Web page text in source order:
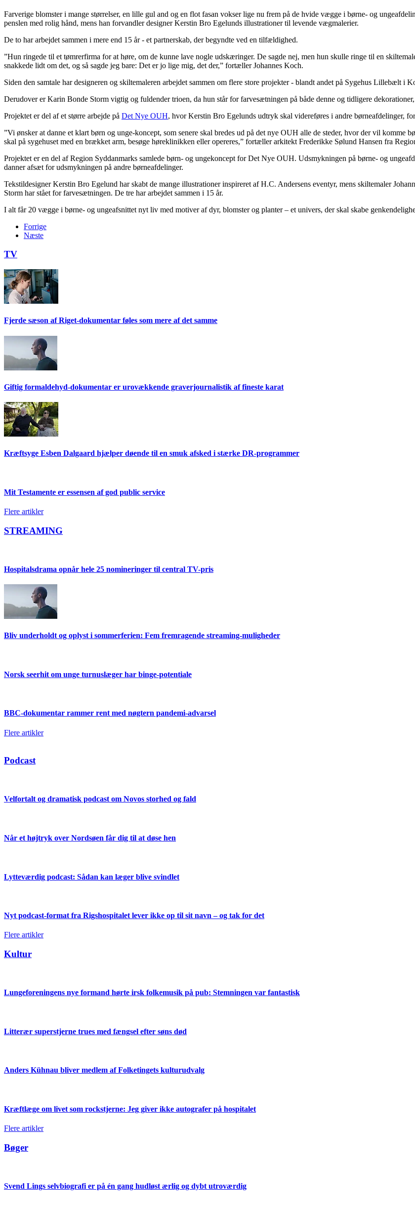
Farverige blomster i mange størrelser, en lille gul and og en flot fasan vokser lige nu frem på de hvide vægge i børne- og
penslen med rolig hånd, mens han forvandler designer Kerstin Bro Egelunds illustrationer til levende vægmalerier.
De to har arbejdet sammen i mere end 15 år - et partnerskab, der begyndte ved en tilfældighed.
”Hun ringede til et tømrerfirma for at høre, om de kunne lave nogle udskæringer. De sagde nej, men hun skulle ringe til en
snakkede lidt om det, og så sagde jeg bare: Det er jo lige mig, det der,” fortæller Johannes Koch.
Siden den samtale har designeren og skiltemaleren arbejdet sammen om flere store projekter - blandt andet på Sygehus Lillebælt i
Derudover er Karin Bonde Storm vigtig og fuldender trioen, da hun står for farvesætningen på både denne og tidligere
Projektet er del af et større arbejde på Det Nye OUH, hvor Kerstin Bro Egelunds udtryk skal videreføres i andre børneafdelinger,
”Vi ønsker at danne et klart børn og unge-koncept, som senere skal bredes ud på det nye OUH alle de steder, hvor der vil komme
skal på sygehuset med en brækket arm, besøge høreklinikken eller opereres,” fortæller arkitekt Frederikke Sølund Hansen fra
Projektet er en del af Region Syddanmarks samlede børn- og ungekoncept for Det Nye OUH. Udsmykningen på børne- og
danner afsæt for udsmykningen på andre børneafdelinger.
Tekstildesigner Kerstin Bro Egelund har skabt de mange illustrationer inspireret af H.C. Andersens eventyr, mens skiltemaler
Storm har stået for farvesætningen. De tre har arbejdet sammen i 15 år.
I alt får 20 vægge i børne- og ungeafsnittet nyt liv med motiver af dyr, blomster og planter – et univers, der skal skabe
Forrige
Næste
TV
Fjerde sæson af Riget-dokumentar føles som mere af det samme
Giftig formaldehyd-dokumentar er urovækkende graverjournalistik af fineste karat
Kræftsyge Esben Dalgaard hjælper døende til en smuk afsked i stærke DR-programmer
Mit Testamente er essensen af god public service
Flere artikler
STREAMING
Hospitalsdrama opnår hele 25 nomineringer til central TV-pris
Bliv underholdt og oplyst i sommerferien: Fem fremragende streaming-muligheder
Norsk seerhit om unge turnuslæger har binge-potentiale
BBC-dokumentar rammer rent med nøgtern pandemi-advarsel
Flere artikler
Podcast
Velfortalt og dramatisk podcast om Novos storhed og fald
Når et højtryk over Nordsøen får dig til at døse hen
Lytteværdig podcast: Sådan kan læger blive svindlet
Nyt podcast-format fra Rigshospitalet lever ikke op til sit navn – og tak for det
Flere artikler
Kultur
Lungeforeningens nye formand hørte irsk folkemusik på pub: Stemningen var fantastisk
Litterær superstjerne trues med fængsel efter søns død
Anders Kühnau bliver medlem af Folketingets kulturudvalg
Kræftlæge om livet som rockstjerne: Jeg giver ikke autografer på hospitalet
Flere artikler
Bøger
Svend Lings selvbiografi er på én gang hudløst ærlig og dybt utroværdig